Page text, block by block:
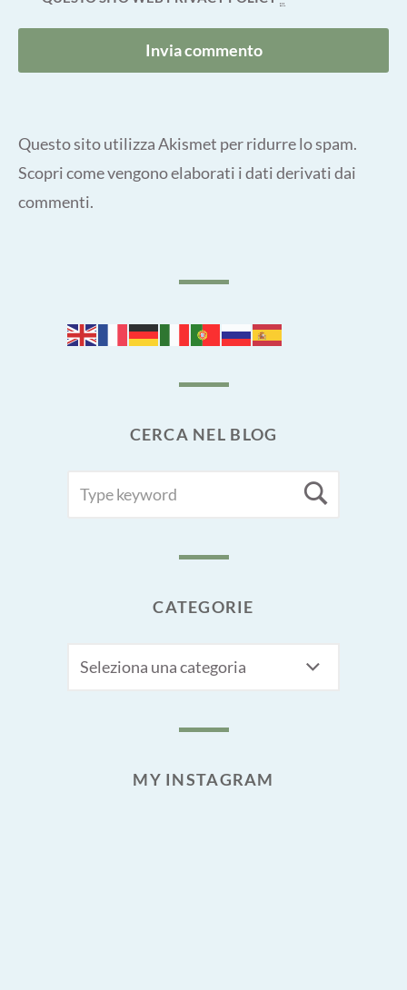
Questo sito utilizza Akismet per ridurre lo spam.
Scopri come vengono elaborati i dati derivati dai
commenti.
CERCA NEL BLOG
FOR:
CATEGORIE
MY INSTAGRAM